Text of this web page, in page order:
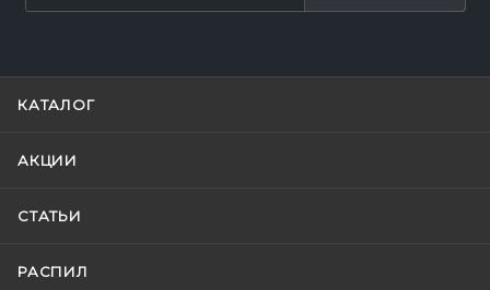
КАТАЛОГ
АКЦИИ
СТАТЬИ
РАСПИЛ